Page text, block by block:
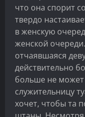
что она спорит
твердо
в женскую
женской
отчаявшаяся
действительно
больше не может
служительницу
хочет, чтобы та